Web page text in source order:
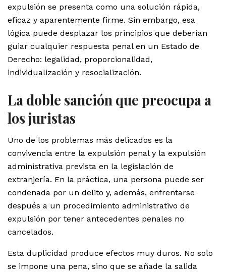
expulsión se presenta como una solución rápida,
eficaz y aparentemente firme. Sin embargo, esa
lógica puede desplazar los principios que deberían
guiar cualquier respuesta penal en un Estado de
Derecho: legalidad, proporcionalidad,
individualización y resocialización.
La doble sanción que preocupa a
los juristas
Uno de los problemas más delicados es la
convivencia entre la expulsión penal y la expulsión
administrativa prevista en la legislación de
extranjería. En la práctica, una persona puede ser
condenada por un delito y, además, enfrentarse
después a un procedimiento administrativo de
expulsión por tener antecedentes penales no
cancelados.
Esta duplicidad produce efectos muy duros. No solo
se impone una pena, sino que se añade la salida